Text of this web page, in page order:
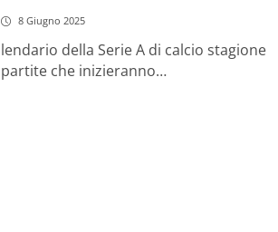
8 Giugno 2025
della Serie A di calcio stagione
partite che inizieranno…